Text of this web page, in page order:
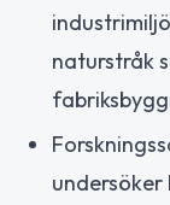
naturstråk
undersöker